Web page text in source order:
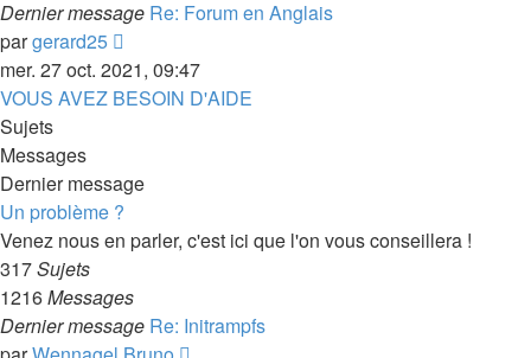
Dernier message Re: Forum en Anglais
pargerard25
le
dernier
mer. 27 oct. 2021, 09:47
VOUS AVEZ BESOIN D'AIDE
Sujets
Messages
Dernier message
Un problème ?
Venez nous en parler, c'est ici que l'on vous conseillera !
317Sujets
1216Messages
Dernier message Re: Initrampfs